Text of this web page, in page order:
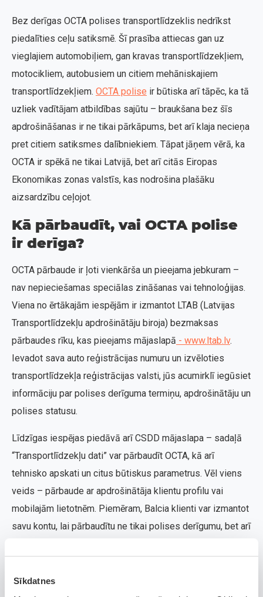
Sīkdatnes
Bez derīgas OCTA polises transportlīdzeklis nedrīkst
piedalīties ceļu satiksmē. Šī prasība attiecas gan uz
vieglajiem automobiļiem, gan kravas transportlīdzekļiem,
motocikliem, autobusiem un citiem mehāniskajiem
transportlīdzekļiem. OCTA polise ir būtiska arī tāpēc, ka tā
uzliek vadītājam atbildības sajūtu – braukšana bez šīs
apdrošināšanas ir ne tikai pārkāpums, bet arī klaja necieņa
pret citiem satiksmes dalībniekiem. Tāpat jāņem vērā, ka
OCTA ir spēkā ne tikai Latvijā, bet arī citās Eiropas
Ekonomikas zonas valstīs, kas nodrošina plašāku
aizsardzību ceļojot.
Kā pārbaudīt, vai OCTA polise
ir derīga?
OCTA pārbaude ir ļoti vienkārša un pieejama jebkuram –
nav nepieciešamas speciālas zināšanas vai tehnoloģijas.
Viena no ērtākajām iespējām ir izmantot LTAB (Latvijas
Transportlīdzekļu apdrošinātāju biroja) bezmaksas
pārbaudes rīku, kas pieejams mājaslapā - www.ltab.lv.
Ievadot sava auto reģistrācijas numuru un izvēloties
transportlīdzekļa reģistrācijas valsti, jūs acumirklī iegūsiet
informāciju par polises derīguma termiņu, apdrošinātāju un
polises statusu.
Līdzīgas iespējas piedāvā arī CSDD mājaslapa – sadaļā
“Transportlīdzekļu dati” var pārbaudīt OCTA, kā arī
tehnisko apskati un citus būtiskus parametrus. Vēl viens
veids – pārbaude ar apdrošinātāja klientu profilu vai
mobilajām lietotnēm. Piemēram, Balcia klienti var izmantot
savu kontu, lai pārbaudītu ne tikai polises derīgumu, bet arī